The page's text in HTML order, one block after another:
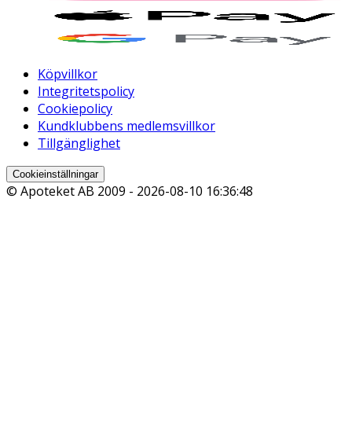
Köpvillkor
Integritetspolicy
Cookiepolicy
Kundklubbens medlemsvillkor
Tillgänglighet
Cookieinställningar
© Apoteket AB 2009 - 2026-08-10 16:36:48